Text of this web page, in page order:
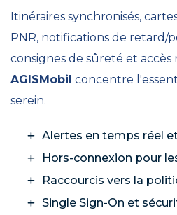
Itinéraires synchronisés,
PNR, notifications de retard/
consignes de sûreté et accès
AGISMobil concentre
serein.
Alertes en temps réel
Hors-connexion pour
Raccourcis vers la
Single Sign-On et